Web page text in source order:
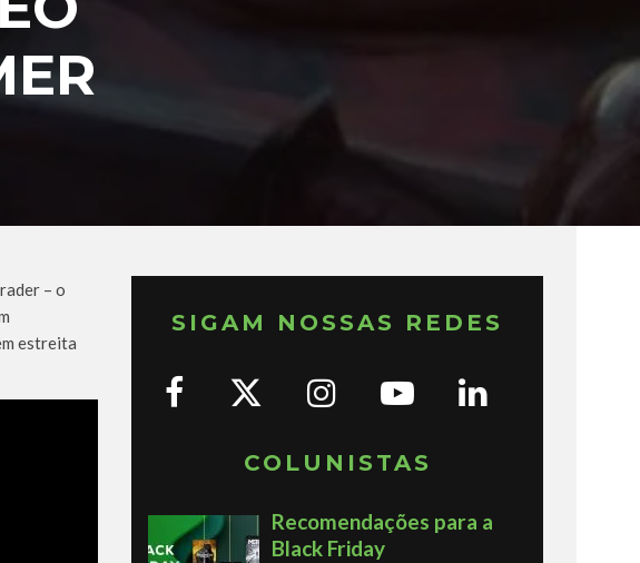
– o
estreita
SIGAM NOSSAS REDES
COLUNISTAS
Recomendações para a
Black Friday